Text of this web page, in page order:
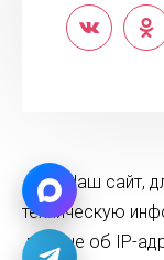
Наш сайт,
техническую
данные об IP-